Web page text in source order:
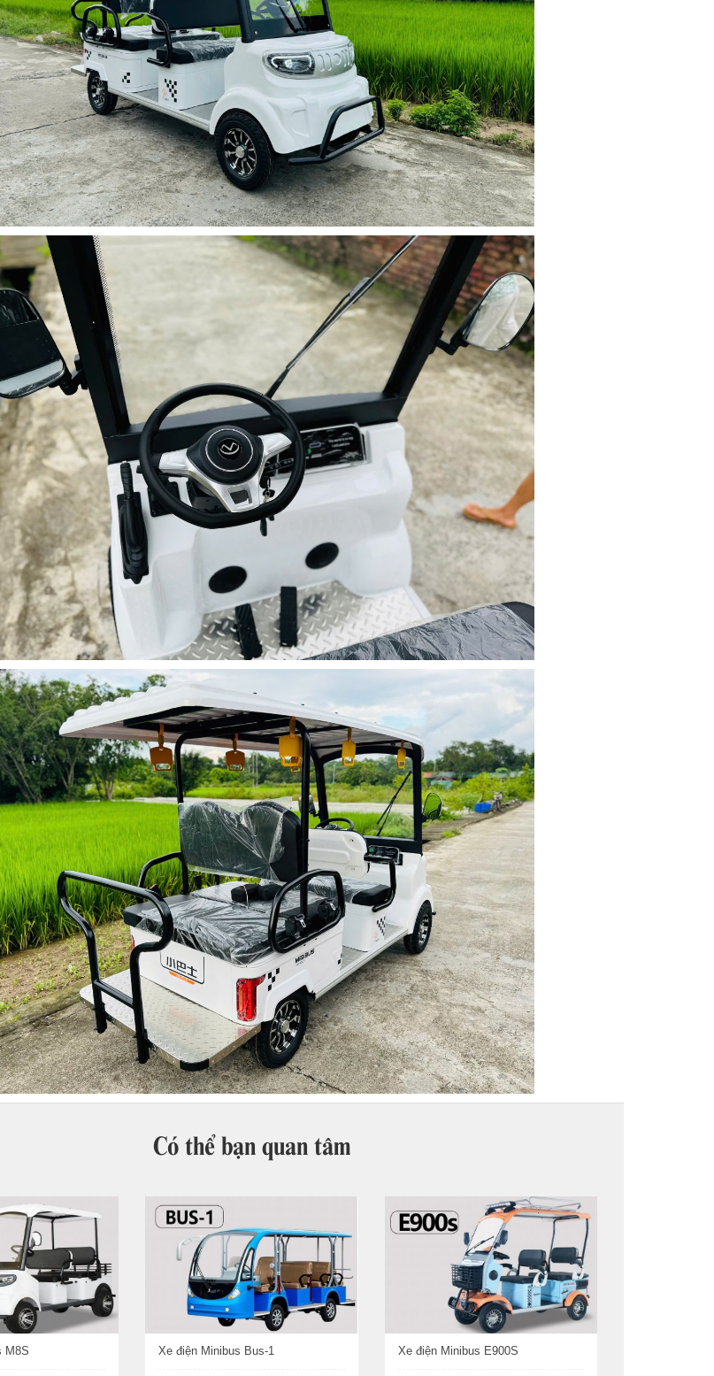
Có thể bạn quan tâm
M8S Xe điện Minibus Bus-1 Xe điện Minibus E900S